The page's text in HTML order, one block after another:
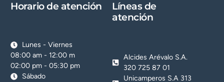
Horario de atención
Lunes - Viernes
08:00 am - 12:00 m
02:00 pm - 05:30 pm
Sábado
Líneas de
atención
Alcides Arévalo S.A.
320 725 87 01
Unicamperos S.A 313